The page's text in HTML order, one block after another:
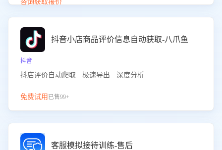
升客服团队的销服能力。
咨询获取报价
抖音小店商品评价信息自动获取-八爪鱼
抖音
抖店评价自动爬取 · 极速导出 · 深度分析
免费试用 已售99+
客服模拟接待训练-售后